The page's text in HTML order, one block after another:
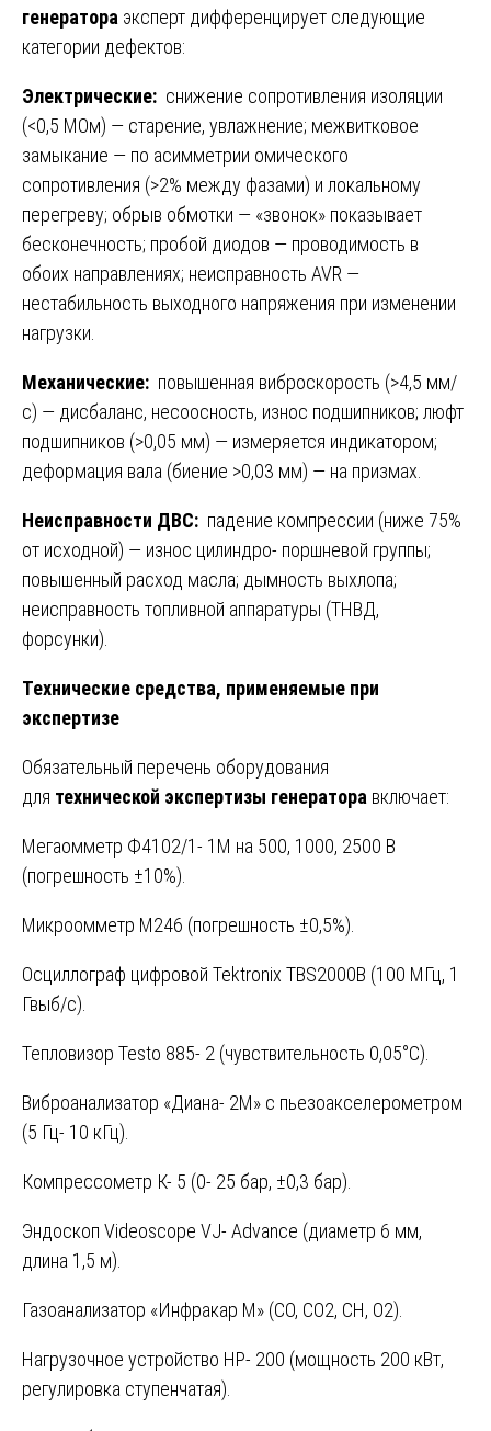
генератора эксперт дифференцирует следующие
категории дефектов:
Электрические: снижение сопротивления изоляции
(<0,5 МОм) — старение, увлажнение; межвитковое
замыкание — по асимметрии омического
сопротивления (>2% между фазами) и локальному
перегреву; обрыв обмотки — «звонок» показывает
бесконечность; пробой диодов — проводимость в
обоих направлениях; неисправность AVR —
нестабильность выходного напряжения при изменении
нагрузки.
Механические: повышенная виброскорость (>4,5 мм/
с) — дисбаланс, несоосность, износ подшипников; люфт
подшипников (>0,05 мм) — измеряется индикатором;
деформация вала (биение >0,03 мм) — на призмах.
Неисправности ДВС: падение компрессии (ниже 75%
от исходной) — износ цилиндро- поршневой группы;
повышенный расход масла; дымность выхлопа;
неисправность топливной аппаратуры (ТНВД,
форсунки).
Технические средства, применяемые при
экспертизе
Обязательный перечень оборудования
для технической экспертизы генератора включает:
Мегаомметр Ф4102/1- 1М на 500, 1000, 2500 В
(погрешность ±10%).
Микроомметр М246 (погрешность ±0,5%).
Осциллограф цифровой Tektronix TBS2000B (100 МГц, 1
Гвыб/с).
Тепловизор Testo 885- 2 (чувствительность 0,05°C).
Виброанализатор «Диана- 2М» с пьезоакселерометром
(5 Гц- 10 кГц).
Компрессометр К- 5 (0- 25 бар, ±0,3 бар).
Эндоскоп Videoscope VJ- Advance (диаметр 6 мм,
длина 1,5 м).
Газоанализатор «Инфракар М» (CO, CO2, CH, O2).
Нагрузочное устройство НР- 200 (мощность 200 кВт,
регулировка ступенчатая).